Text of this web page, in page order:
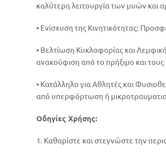
καλύτερη λειτουργία των μυών και
• Ενίσχυση της Κινητικότητας:
• Βελτίωση Κυκλοφορίας και
ανακούφιση από το πρήξιμο και
• Κατάλληλο για Αθλητές και
από υπερφόρτωση ή
Οδηγίες Χρήσης:
1. Καθαρίστε και στεγνώστε την